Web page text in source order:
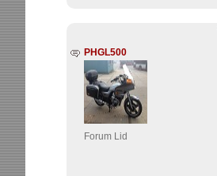
PHGL500
Forum Lid